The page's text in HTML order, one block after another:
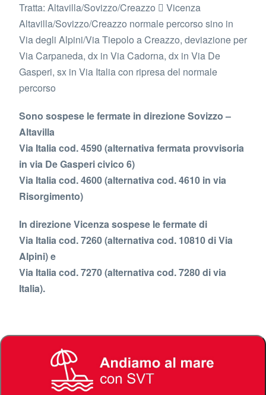
Tratta: Altavilla/Sovizzo/Creazzo  Vicenza
Altavilla/Sovizzo/Creazzo normale percorso sino in
Via degli Alpini/Via Tiepolo a Creazzo, deviazione per
Via Carpaneda, dx in Via Cadorna, dx in Via De
Gasperi, sx in Via Italia con ripresa del normale
percorso
Sono sospese le fermate in direzione Sovizzo –
Altavilla
Via Italia cod. 4590 (alternativa fermata provvisoria
in via De Gasperi civico 6)
Via Italia cod. 4600 (alternativa cod. 4610 in via
Risorgimento)
In direzione Vicenza sospese le fermate di
Via Italia cod. 7260 (alternativa cod. 10810 di Via
Alpini) e
Via Italia cod. 7270 (alternativa cod. 7280 di via
Italia).